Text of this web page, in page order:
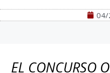
04/
EL CONCURSO